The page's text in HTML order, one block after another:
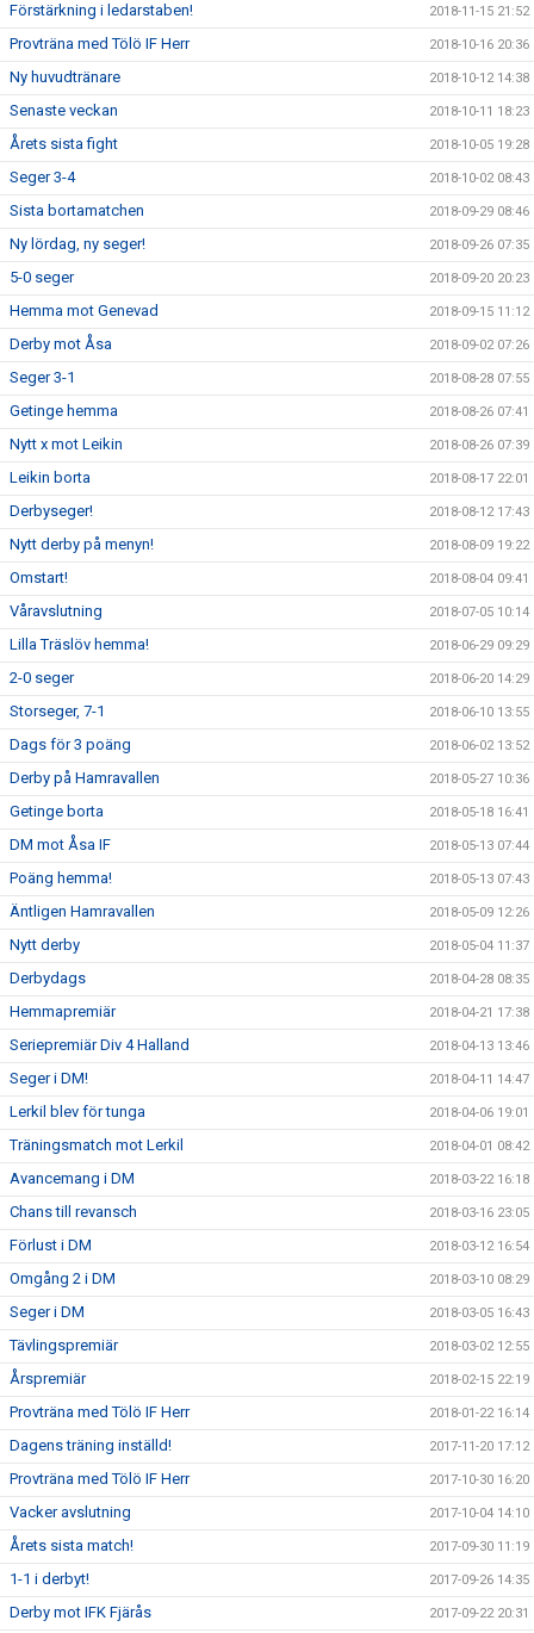
Förstärkning i ledarstaben! 2018-11-15 21:52
Provträna med Tölö IF Herr 2018-10-16 20:36
Ny huvudtränare 2018-10-12 14:38
Senaste veckan 2018-10-11 18:23
Årets sista fight 2018-10-05 19:28
Seger 3-4 2018-10-02 08:43
Sista bortamatchen 2018-09-29 08:46
Ny lördag, ny seger! 2018-09-26 07:35
5-0 seger 2018-09-20 20:23
Hemma mot Genevad 2018-09-15 11:12
Derby mot Åsa 2018-09-02 07:26
Seger 3-1 2018-08-28 07:55
Getinge hemma 2018-08-26 07:41
Nytt x mot Leikin 2018-08-26 07:39
Leikin borta 2018-08-17 22:01
Derbyseger! 2018-08-12 17:43
Nytt derby på menyn! 2018-08-09 19:22
Omstart! 2018-08-04 09:41
Våravslutning 2018-07-05 10:14
Lilla Träslöv hemma! 2018-06-29 09:29
2-0 seger 2018-06-20 14:29
Storseger, 7-1 2018-06-10 13:55
Dags för 3 poäng 2018-06-02 13:52
Derby på Hamravallen 2018-05-27 10:36
Getinge borta 2018-05-18 16:41
DM mot Åsa IF 2018-05-13 07:44
Poäng hemma! 2018-05-13 07:43
Äntligen Hamravallen 2018-05-09 12:26
Nytt derby 2018-05-04 11:37
Derbydags 2018-04-28 08:35
Hemmapremiär 2018-04-21 17:38
Seriepremiär Div 4 Halland 2018-04-13 13:46
Seger i DM! 2018-04-11 14:47
Lerkil blev för tunga 2018-04-06 19:01
Träningsmatch mot Lerkil 2018-04-01 08:42
Avancemang i DM 2018-03-22 16:18
Chans till revansch 2018-03-16 23:05
Förlust i DM 2018-03-12 16:54
Omgång 2 i DM 2018-03-10 08:29
Seger i DM 2018-03-05 16:43
Tävlingspremiär 2018-03-02 12:55
Årspremiär 2018-02-15 22:19
Provträna med Tölö IF Herr 2018-01-22 16:14
Dagens träning inställd! 2017-11-20 17:12
Provträna med Tölö IF Herr 2017-10-30 16:20
Vacker avslutning 2017-10-04 14:10
Årets sista match! 2017-09-30 11:19
1-1 i derbyt! 2017-09-26 14:35
Derby mot IFK Fjärås 2017-09-22 20:31